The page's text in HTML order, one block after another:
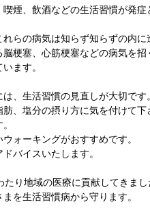
煙、飲酒などの生活習慣が発症
らの病気は知らず知らずの内に
梗塞、心筋梗塞などの病気を招
ます。
、生活習慣の見直しが大切です
、塩分の摂り方に気を付けて下
ォーキングがおすすめです。
バイスいたします。
り地域の医療に貢献してきまし
を生活習慣病から守ります。